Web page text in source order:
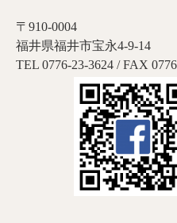
〒910-0004
福井県福井市宝永4-9-14
TEL 0776-23-3624 / FAX